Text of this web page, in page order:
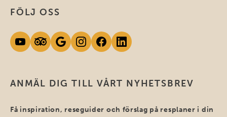
ANMÄL DIG TILL VÅRT NYHETSBREV
Få inspiration, reseguider och förslag på resplaner i din
FÖLJ OSS